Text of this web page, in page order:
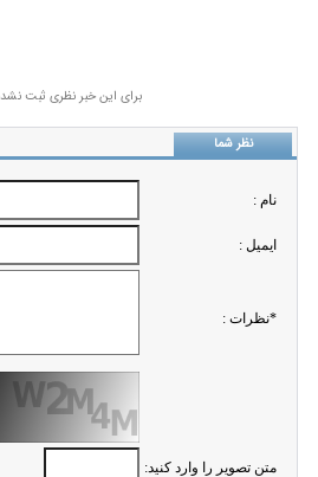
برای این خبر نظری ثبت
نظر شما
نام :
ايميل :
*نظرات :
متن تصویر را وارد کنید: